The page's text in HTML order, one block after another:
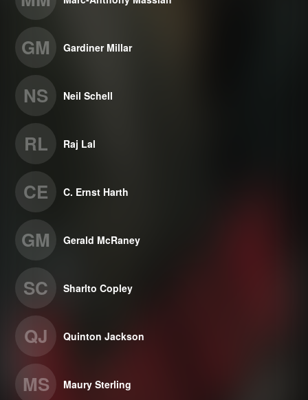
GM Gardiner Millar
NS Neil Schell
RL Raj Lal
CE C. Ernst Harth
GM Gerald McRaney
SC Sharlto Copley
QJ Quinton Jackson
MS Maury Sterling